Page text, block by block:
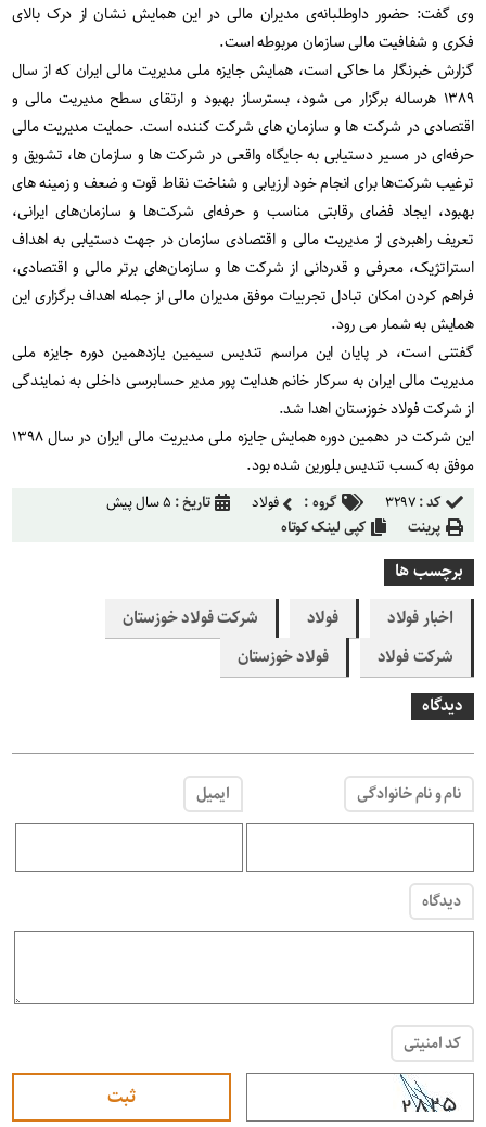
وی گفت: حضور داوطلبانه‌ی مدیران مالی در این همایش نشان از درک بالای
فکری و شفافیت مالی سازمان مربوطه است.
گزارش خبرنگار ما حاکی است، همایش جایزه ملی مدیریت مالی ایران که از سال
۱۳۸۹ هرساله برگزار می‌ شود، بسترساز بهبود و ارتقای سطح مدیریت مالی و
اقتصادی در شرکت‌ ها و سازمان‌ های شرکت کننده است. حمایت مدیریت مالی
حرفه‌ای در مسیر دستیابی به جایگاه واقعی در شرکت‌ ها و سازمان‌ ها، تشویق و
ترغیب شرکت‌ها برای انجام خود ارزیابی و شناخت نقاط قوت و ضعف و زمینه‌ های
بهبود، ایجاد فضای رقابتی مناسب و حرفه‌ای شرکت‌ها و سازمان‌های ایرانی،
تعریف راهبردی از مدیریت مالی و اقتصادی سازمان در جهت دستیابی به اهداف
استراتژیک، معرفی و قدردانی از شرکت‌ ها و سازمان‌های برتر مالی و اقتصادی،
فراهم کردن امکان تبادل تجربیات موفق مدیران مالی از جمله اهداف برگزاری این
همایش به شمار می رود.
گفتنی است، در پایان این مراسم تندیس سیمین یازدهمین دوره جایزه ملی
مدیریت مالی ایران به سرکار خانم هدایت پور مدیر حسابرسی داخلی به نمایندگی
از شرکت فولاد خوزستان اهدا شد.
این شرکت در دهمین دوره همایش جایزه ملی مدیریت مالی ایران در سال ۱۳۹۸
موفق به کسب تندیس بلورین شده بود.
کد :۳۲۹۷ گروه : فولاد تاریخ : ۵ سال پیش
پرینت
کپی لینک کوتاه
برچسب ها
اخبار فولاد
فولاد
شرکت فولاد خوزستان
شرکت فولاد
فولاد خوزستان
دیدگاه
نام و نام خانوادگی ایمیل
دیدگاه
کد امنیتی